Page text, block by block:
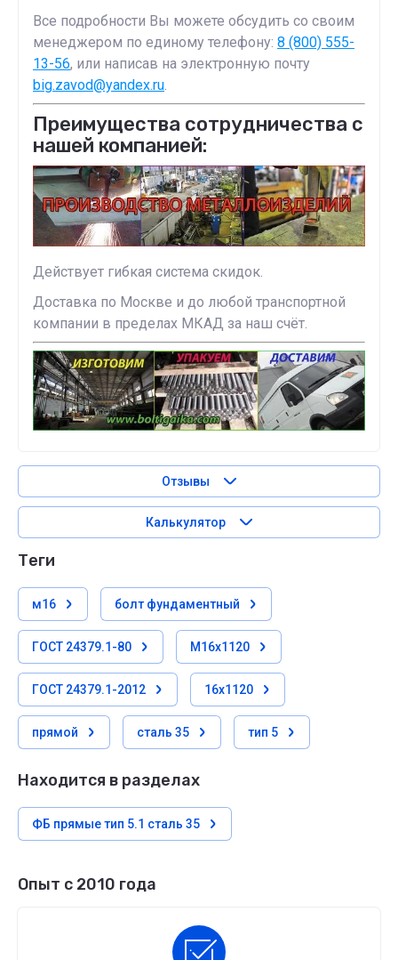
Все подробности Вы можете обсудить со своим
менеджером по единому телефону: 8 (800) 555-
13-56, или написав на электронную почту
big.zavod@yandex.ru
Преимущества сотрудничества с
нашей компанией:
Действует гибкая система скидок.
Доставка по Москве и до любой транспортной
компании в пределах МКАД за наш счёт.
Отзывы
Калькулятор
теги
м16 болт фундаментный
ГОСТ 24379.1-80 М16х1120
ГОСТ 24379.1-2012 16х1120
прямой сталь 35 тип 5
Находится в разделах
ФБ прямые тип 5.1 сталь 35
Опыт с 2010 года